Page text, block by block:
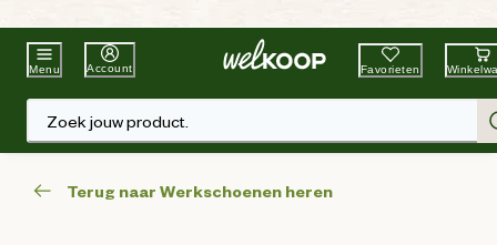
Beste WinkelketenTuin & Dier
Menu Account Favorieten
Zoek jouw product.
Terug naar Werkschoenen heren